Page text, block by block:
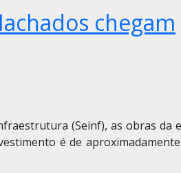
chegam
(Seinf), as obras da
é de